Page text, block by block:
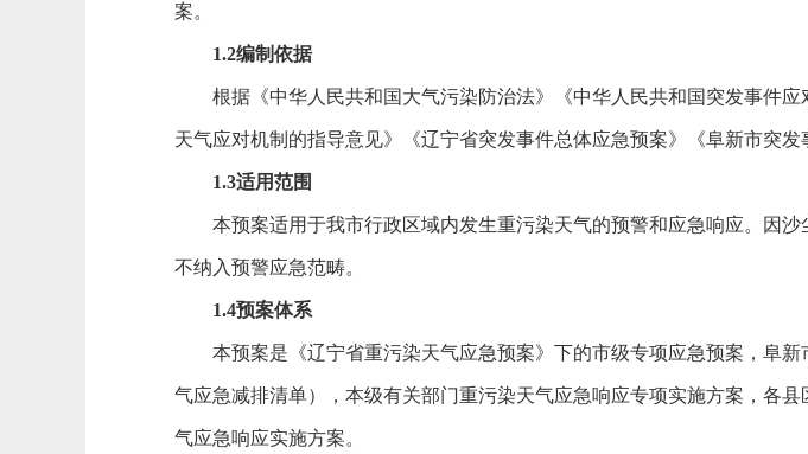
案。
1.2编制依据
根据《中华人民共和国大气污染防治法》《中华人民共和国突发事件应
天气应对机制的指导意见》《辽宁省突发事件总体应急预案》《阜新市突发
1.3适用范围
本预案适用于我市行政区域内发生重污染天气的预警和应急响应。因沙
不纳入预警应急范畴。
1.4预案体系
本预案是《辽宁省重污染天气应急预案》下的市级专项应急预案，阜新
气应急减排清单），本级有关部门重污染天气应急响应专项实施方案，各
气应急响应实施方案。